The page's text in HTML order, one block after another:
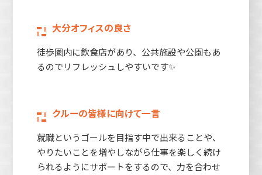
大分オフィスの良さ
徒歩圏内に飲食店があり、公共施設や公園もあ
るのでリフレッシュしやすいです✨
クルーの皆様に向けて一言
就職というゴールを目指す中で出来ることや、
やりたいことを増やしながら仕事を楽しく続け
られるようにサポートをするので、力を合わせ